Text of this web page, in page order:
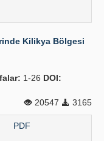
Kilikya Bölgesi
1-26 DOI:
20547
3165
PDF